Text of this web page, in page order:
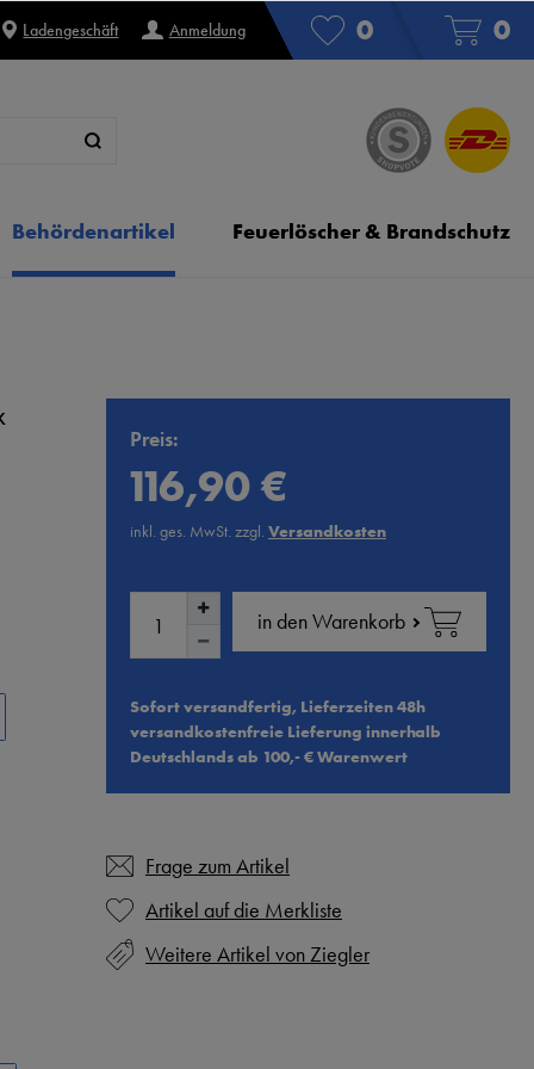
Ladengeschäft Anmeldung 0 0
Behördenartikel Feuerlöscher & Brandschutz
Preis:
116,90 €
inkl. ges. MwSt. zzgl. Versandkosten
in den Warenkorb
Sofort versandfertig, Lieferzeiten 48h
versandkostenfreie Lieferung innerhalb
Deutschlands ab 100,- € Warenwert
Frage zum Artikel
Weitere Artikel von Ziegler